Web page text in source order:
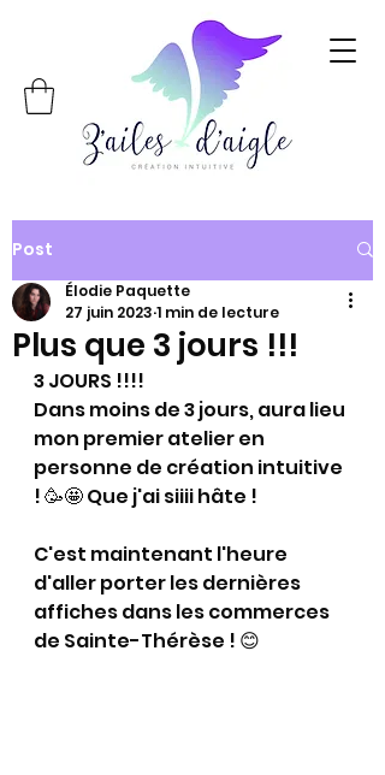
Post
Plus que 3 jours !!!
Élodie Paquette
27 juin 2023 1 min de lecture
3 JOURS !!!!
Dans moins de 3 jours, aura lieu
mon premier atelier en
personne de création intuitive
! 🥳🤩 Que j'ai siiii hâte !
C'est maintenant l'heure
d'aller porter les dernières
affiches dans les commerces
de Sainte-Thérèse ! 😊